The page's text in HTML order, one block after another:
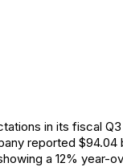
in its fiscal
reported $94.04
a 12% year-